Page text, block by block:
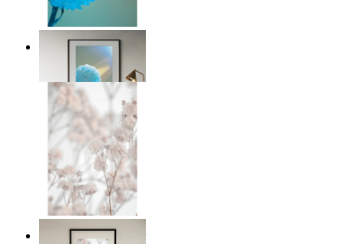
Mjuk blå blomma
149 kr
Mjuka rosa blommor